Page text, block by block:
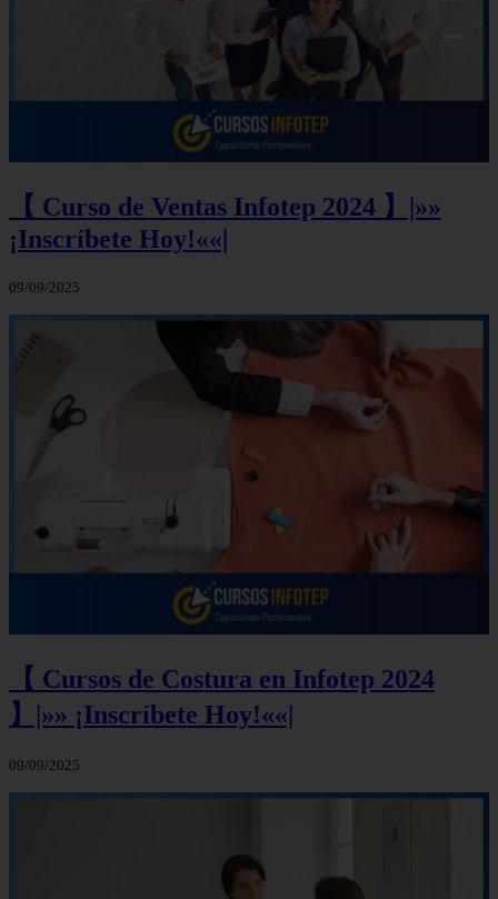
【 Curso de Ventas Infotep 2024 】|»»
¡Inscríbete Hoy!««|
09/09/2025
【 Cursos de Costura en Infotep 2024
】|»» ¡Inscríbete Hoy!««|
09/09/2025